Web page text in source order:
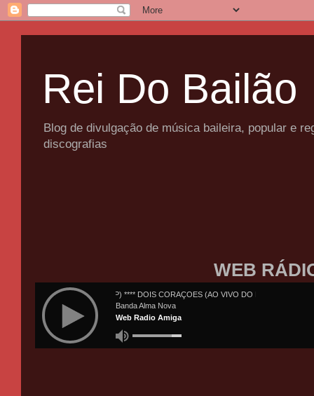
Rei Do Bailão
Blog de divulgação de música baileira, popular e
discografias
WEB